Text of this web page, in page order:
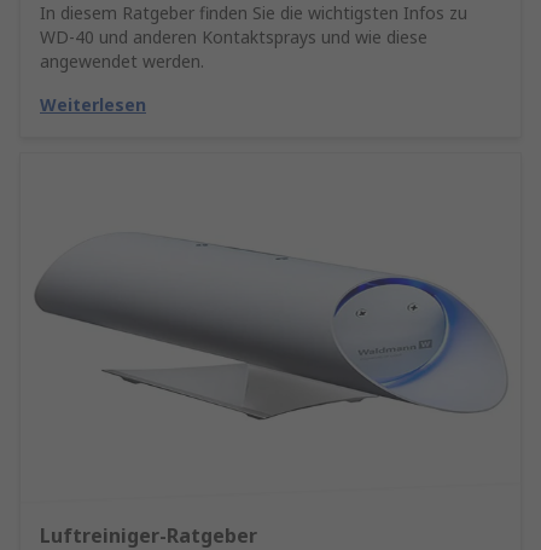
In diesem Ratgeber finden Sie die wichtigsten Infos zu
WD-40 und anderen Kontaktsprays und wie diese
angewendet werden.
Weiterlesen
Luftreiniger-Ratgeber